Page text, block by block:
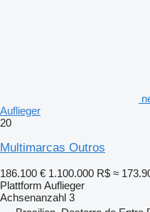
Auflieger
20
Multimarcas Outros
186.100 € 1.100.000 R$ ≈
Plattform Auflieger
Achsenanzahl 3